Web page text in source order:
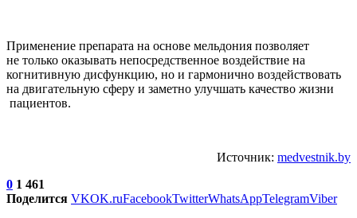
Применение препарата на основе мельдония позволяет
не только оказывать непосредственное воздействие на
когнитивную дисфункцию, но и гармонично воздействовать
на двигательную сферу и заметно улучшать качество жизни
пациентов.
Источник: medvestnik.by
0 1 461
Поделится VKOK.ruFacebookTwitterWhatsAppTelegramViber